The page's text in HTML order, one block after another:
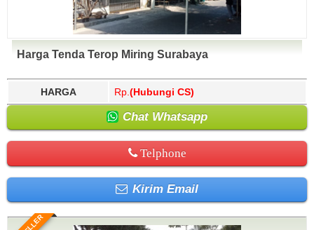
Harga Tenda Terop Miring Surabaya
HARGA Rp. (Hubungi CS)
Chat Whatsapp
Telphone
Kirim Email